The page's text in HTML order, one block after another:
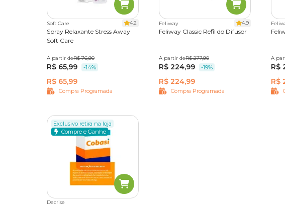
Soft Care 4.2
Spray Relaxante Stress Away
Soft Care
100 ml
A partir deR$ 76,90
R$ 65,99 -14%
R$ 65,99
Compra Programada
Feliway 4.9
Feliway Classic Refil do Difusor
48ml
A partir deR$ 277,90
R$ 224,99 -19%
R$ 224,99
Compra Programada
A
R$
R$
Exclusivo retira na loja
Compre e Ganhe
Decrise